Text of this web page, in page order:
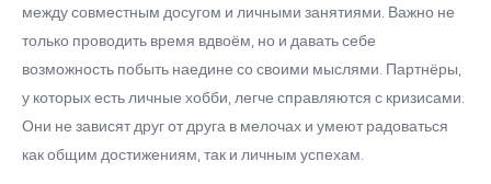
между совместным досугом и личными занятиями. Важно не
только проводить время вдвоём, но и давать себе
возможность побыть наедине со своими мыслями. Партнёры,
у которых есть личные хобби, легче справляются с кризисами.
Они не зависят друг от друга в мелочах и умеют радоваться
как общим достижениям, так и личным успехам.